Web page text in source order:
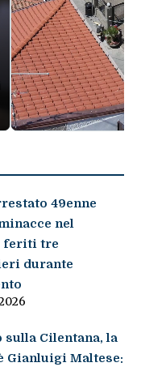
49enne
nel
feriti tre
durante
sulla Cilentana, la
Gianluigi Maltese: